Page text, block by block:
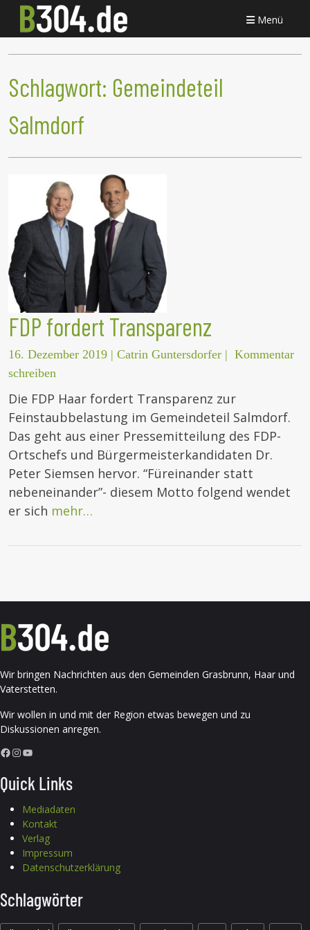
Menü
Schlagwort: Gemeindeteil
Salmdorf
FDP fordert Transparenz
16. Dezember 2019 | Catrin Guntersdorfer | Kommentar
schreiben
Die FDP Haar fordert Transparenz zur
Feinstaubbelastung im Gemeindeteil Salmdorf.
Das geht aus einer Pressemitteilung des FDP-
Ortschefs und Bürgermeisterkandidaten Dr.
Peter Siemsen hervor. “Füreinander statt
nebeneinander”- diesem Motto folgend wendet
er sich mehr…
Wir bringen Nachrichten aus den Gemeinden Grasbrunn, Haar und
Vaterstetten.
Wir wollen in und mit der Region etwas bewegen und zu
Diskussionen anregen.
Facebook InstagramYouTube
Quick Links
Mediadaten
Kontakt
Verlag
Impressum
Datenschutzerklärung
Schlagwörter